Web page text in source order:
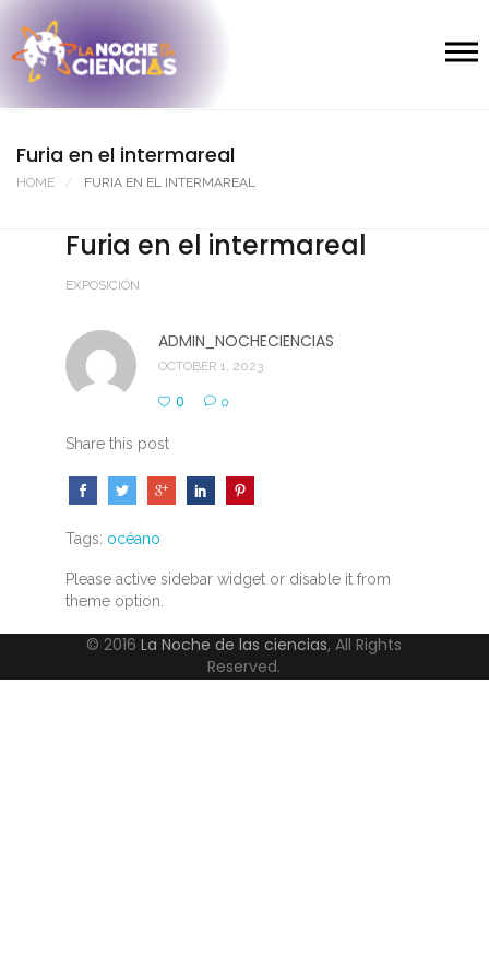
Furia en el intermareal
HOME FURIA EN EL INTERMAREAL
Furia en el intermareal
EXPOSICIÓN
ADMIN_NOCHECIENCIAS
OCTOBER 1, 2023
0 0
Share this post
Tags: océano
Please active sidebar widget or disable it from
theme option.
© 2016La Noche de las ciencias, All Rights
Reserved.